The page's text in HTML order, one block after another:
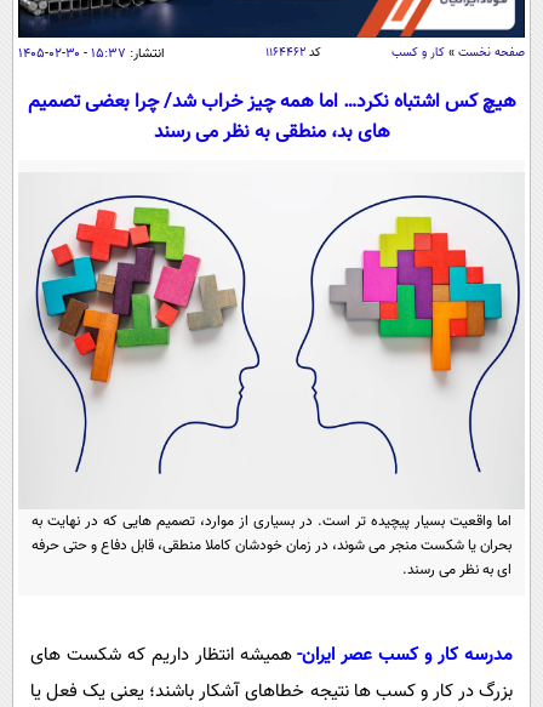
اقتصاد
خودرو
جامعه
اجتماعی
یک برش دانایی
محیط زیست
سفر و تفریح
ورزشی
علم و دانش
اخبار کریپتو
گوناگون
سرگرمی
گوناگون
حوادث
پیامک
دانلود
صفحه نخست » کار و کسب کد۱۱۶۴۴۶۲ انتشار: ۱۵:۳۷ - ۳۰-۰۲-۱۴۰۵
هیچ‌ کس اشتباه نکرد… اما همه چیز خراب شد/ چرا بعضی تصمیم
های بد، منطقی به نظر می رسند
اما واقعیت بسیار پیچیده تر است. در بسیاری از موارد، تصمیم هایی که در نهایت به
بحران یا شکست منجر می شوند، در زمان خودشان کاملا منطقی، قابل دفاع و حتی حرفه
ای به نظر می رسند.
مدرسه کار و کسب عصر ایران-همیشه انتظار داریم که شکست های
بزرگ در کار و کسب ها نتیجه خطاهای آشکار باشند؛ یعنی یک فعل یا